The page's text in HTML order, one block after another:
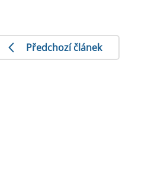
Předchozí článek